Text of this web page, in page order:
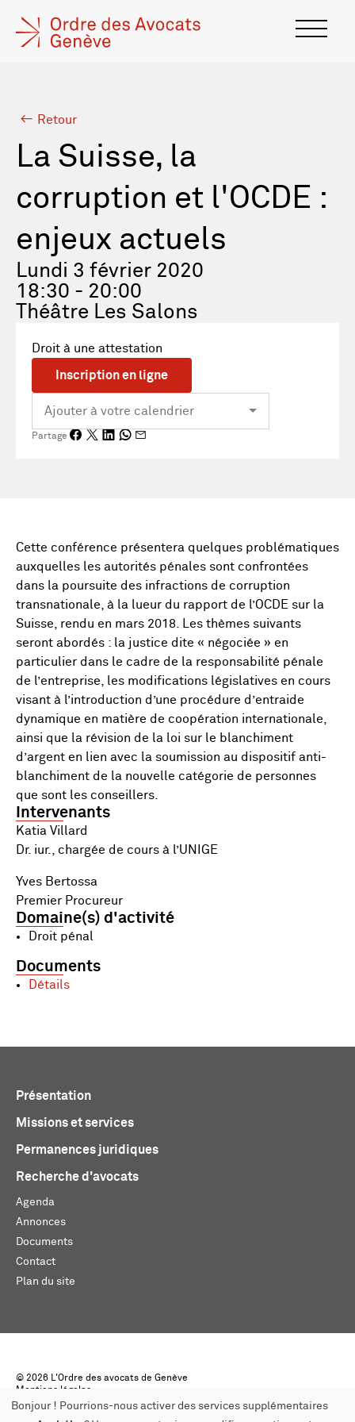
Retour
La Suisse, la
corruption et l'OCDE :
enjeux actuels
Lundi 3 février 2020
18:30 - 20:00
Théâtre Les Salons
Droit à une attestation
Inscription en ligne
Partage
Cette conférence présentera quelques problématiques
auxquelles les autorités pénales sont confrontées
dans la poursuite des infractions de corruption
transnationale, à la lueur du rapport de l’OCDE sur la
Suisse, rendu en mars 2018. Les thèmes suivants
seront abordés : la justice dite « négociée » en
particulier dans le cadre de la responsabilité pénale
de l’entreprise, les modifications législatives en cours
visant à l’introduction d’une procédure d’entraide
dynamique en matière de coopération internationale,
ainsi que la révision de la loi sur le blanchiment
d’argent en lien avec la soumission au dispositif anti-
blanchiment de la nouvelle catégorie de personnes
que sont les conseillers.
Intervenants
Katia Villard
Dr. iur., chargée de cours à l’UNIGE
Yves Bertossa
Premier Procureur
Domaine(s) d'activité
Droit pénal
Documents
Détails
Présentation
Missions et services
Permanences juridiques
Recherche d'avocats
Agenda
Annonces
Documents
Contact
Plan du site
© 2026 L'Ordre des avocats de Genève
Mentions légales
Créé par monoloco
Bonjour ! Pourrions-nous activer des services supplémentaires